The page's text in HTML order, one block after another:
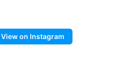
View on Instagram